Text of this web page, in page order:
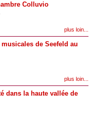
Colluvio
plus loin...
de Seefeld au
plus loin...
dans la haute vallée de